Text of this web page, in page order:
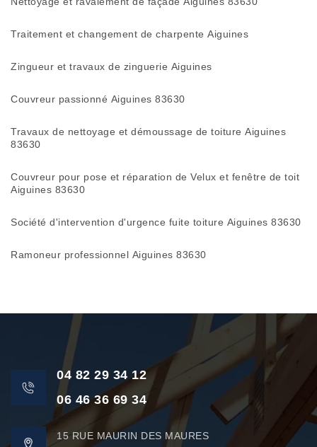
Traitement et changement de charpente Aiguines
Zingueur et travaux de zinguerie Aiguines
Couvreur passionné Aiguines 83630
Travaux de nettoyage et démoussage de toiture Aiguines
83630
Couvreur pour pose et réparation de Velux et fenêtre de toit
Aiguines 83630
Société d'intervention d'urgence fuite toiture Aiguines 83630
Ramoneur professionnel Aiguines 83630
04 82 29 34 12
06 46 36 69 34
15 RUE MAURIN DES MAURES